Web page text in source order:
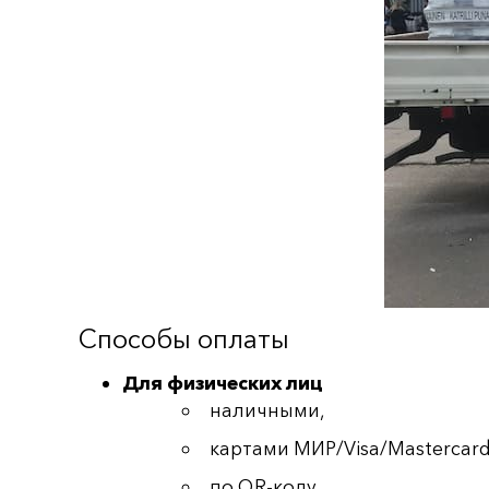
Способы оплаты
Для физических лиц
наличными,
картами МИР/Visa/